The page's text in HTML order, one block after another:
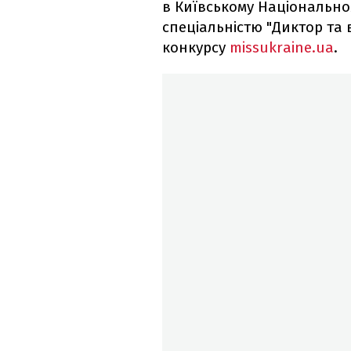
в Київському
спеціальністю "Диктор
конкурсу missukraine.ua.